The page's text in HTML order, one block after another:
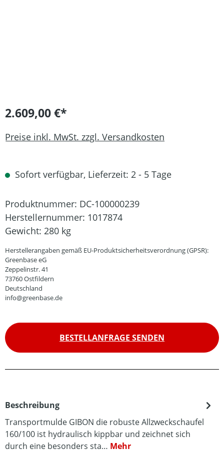
2.609,00 €*
Preise inkl. MwSt. zzgl. Versandkosten
Sofort verfügbar, Lieferzeit: 2 - 5 Tage
Produktnummer: DC-100000239
Herstellernummer: 1017874
Gewicht: 280 kg
Herstellerangaben gemäß EU-Produktsicherheitsverordnung (GPSR):
Greenbase eG
Zeppelinstr. 41
73760 Ostfildern
Deutschland
info@greenbase.de
BESTELLANFRAGE SENDEN
Beschreibung
Transportmulde GIBON die robuste Allzweckschaufel
160/100 ist hydraulisch kippbar und zeichnet sich
durch eine besonders sta… Mehr